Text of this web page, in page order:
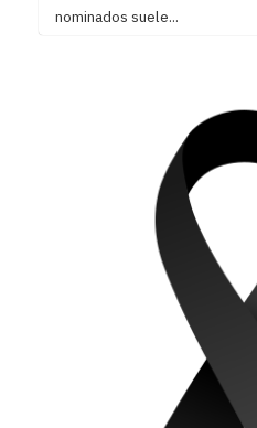
nominados suele...